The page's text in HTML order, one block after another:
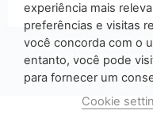
© 2025 - Todos os
Portal desenvolvido
experiência mais
preferências e visitas
você concorda com o
entanto, você pode
para fornecer um
Cookie